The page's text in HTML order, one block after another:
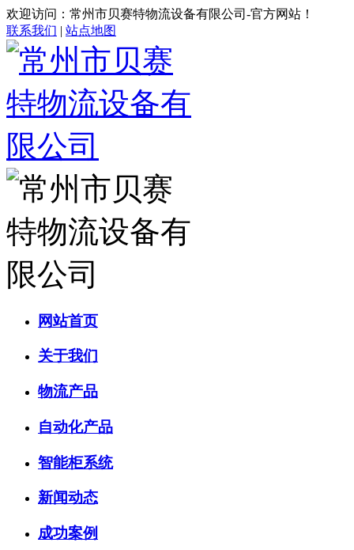
欢迎访问：常州市贝赛特物流设备有限公司-官方网站！
联系我们 | 站点地图
网站首页
关于我们
物流产品
自动化产品
智能柜系统
新闻动态
成功案例